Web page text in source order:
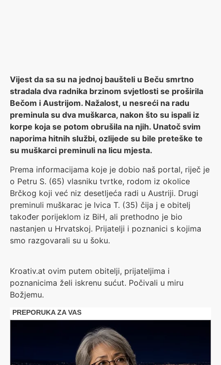
Vijest da sa su na jednoj baušteli u Beču smrtno
stradala dva radnika brzinom svjetlosti se proširila
Bečom i Austrijom. Nažalost, u nesreći na radu
preminula su dva muškarca, nakon što su ispali iz
korpe koja se potom obrušila na njih. Unatoč svim
naporima hitnih službi, ozlijede su bile preteške te
su muškarci preminuli na licu mjesta.
Prema informacijama koje je dobio naš portal, riječ je
o Petru S. (65) vlasniku tvrtke, rodom iz okolice
Brčkog koji već niz desetljeća radi u Austriji. Drugi
preminuli muškarac je Ivica T. (35) čija j e obitelj
također porijeklom iz BiH, ali prethodno je bio
nastanjen u Hrvatskoj. Prijatelji i poznanici s kojima
smo razgovarali su u šoku.
Kroativ.at ovim putem obitelji, prijateljima i
poznanicima želi iskrenu sućut. Počivali u miru
Božjemu.